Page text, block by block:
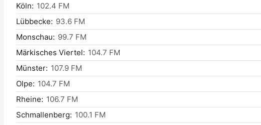
Köln: 102.4 FM
Lübbecke: 93.6 FM
Monschau: 99.7 FM
Märkisches Viertel: 104.7 FM
Münster: 107.9 FM
Olpe: 104.7 FM
Rheine: 106.7 FM
Schmallenberg: 100.1 FM